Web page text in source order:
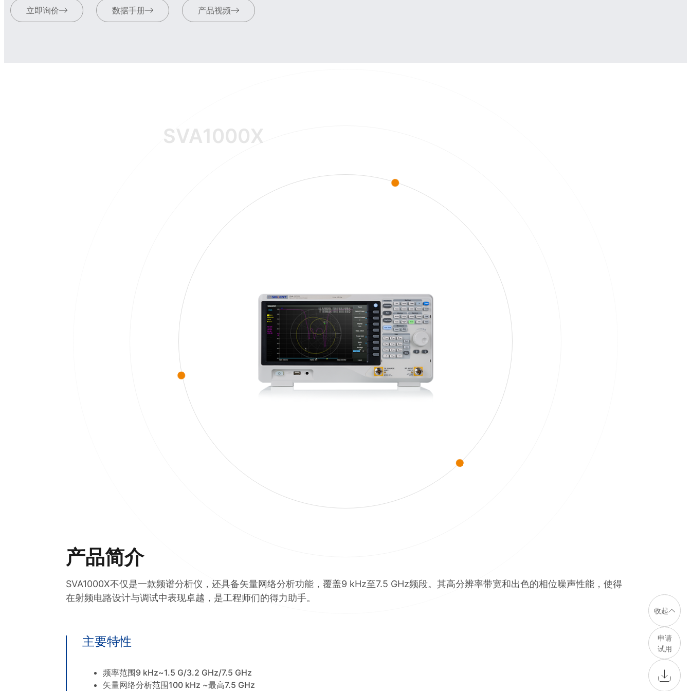
立即询价 数据手册 产品视频
SVA1000X
产品简介
SVA1000X不仅是一款频谱分析仪，还具备矢量网络分析功能，覆盖9 kHz至7.5 GHz频段。其高分辨率带宽和出色的相位噪声性能，使得
在射频电路设计与调试中表现卓越，是工程师们的得力助手。
主要特性
频率范围9 kHz~1.5 G/3.2 GHz/7.5 GHz
矢量网络分析范围100 kHz ~最高7.5 GHz
收起
申请
试用